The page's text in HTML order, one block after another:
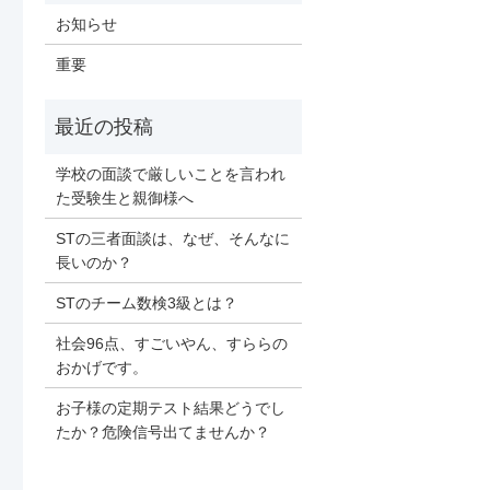
お知らせ
重要
学校の面談で厳しいことを言われ
た受験生と親御様へ
STの三者面談は、なぜ、そんなに
長いのか？
STのチーム数検3級とは？
社会96点、すごいやん、すららの
おかげです。
お子様の定期テスト結果どうでし
たか？危険信号出てませんか？